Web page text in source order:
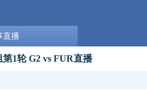
直播
1轮 G2 vs FUR直播